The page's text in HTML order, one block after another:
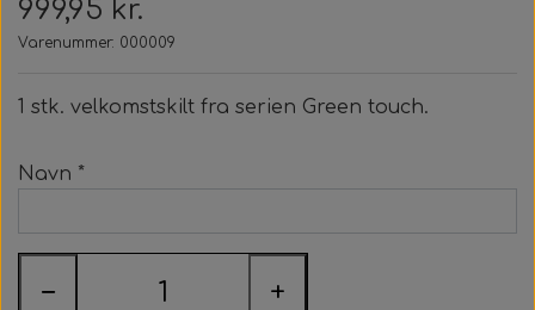
Stone
Blush
999,95 kr.
Varenummer: 000009
1 stk. velkomstskilt fra serien Green touch.
Navn *
− +